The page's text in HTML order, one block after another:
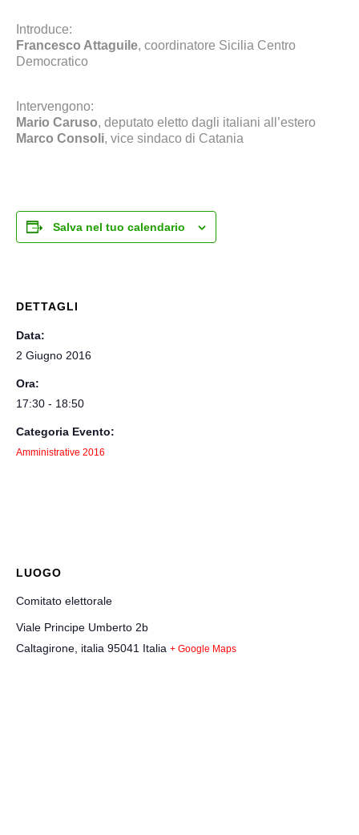
Introduce:
Francesco Attaguile, coordinatore Sicilia Centro
Democratico
Intervengono:
Mario Caruso, deputato eletto dagli italiani all’estero
Marco Consoli, vice sindaco di Catania
Salva nel tuo calendario
DETTAGLI
Data:
2 Giugno 2016
Ora:
17:30 - 18:50
Categoria Evento:
Amministrative 2016
LUOGO
Comitato elettorale
Viale Principe Umberto 2b
Caltagirone italia 95041 Italia + Google Maps